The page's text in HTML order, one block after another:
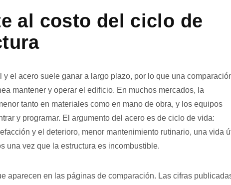
al costo del ciclo de
el acero suele ganar a largo plazo, por lo que una
mantener y operar el edificio. En muchos mercados, la
tanto en materiales como en mano de obra, y los equipos
y programar. El argumento del acero es de ciclo de vida:
y el deterioro, menor mantenimiento rutinario, una vida
una vez que la estructura es incombustible.
aparecen en las páginas de comparación. Las cifras